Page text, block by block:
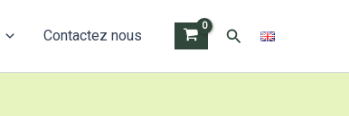
Contactez nous Rechercher